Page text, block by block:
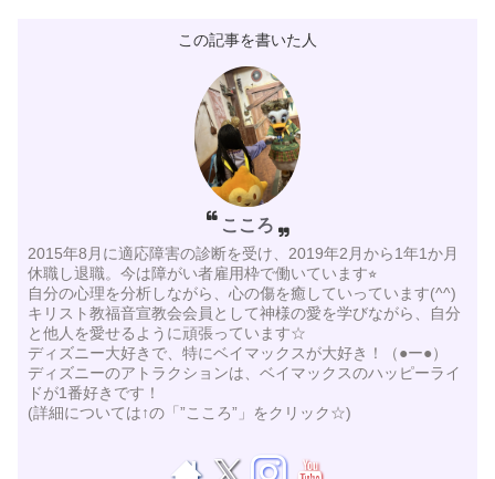
この記事を書いた人
こころ
2015年8月に適応障害の診断を受け、2019年2月から1年1か月
休職し退職。今は障がい者雇用枠で働いています⭐︎
自分の心理を分析しながら、心の傷を癒していっています(^^)
キリスト教福音宣教会会員として神様の愛を学びながら、自分
と他人を愛せるように頑張っています☆
ディズニー大好きで、特にベイマックスが大好き！（●ー●）
ディズニーのアトラクションは、ベイマックスのハッピーライ
ドが1番好きです！
(詳細については↑の「”こころ”」をクリック☆)